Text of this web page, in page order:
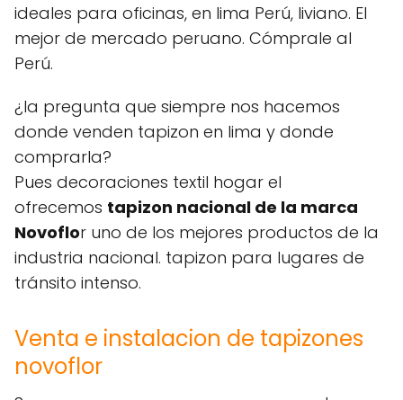
ideales para oficinas, en lima Perú, liviano. El
mejor de mercado peruano. Cómprale al
Perú.
¿la pregunta que siempre nos hacemos
donde venden tapizon en lima y donde
comprarla?
Pues decoraciones textil hogar el
ofrecemos tapizon nacional de la marca
Novoflor uno de los mejores productos de la
industria nacional. tapizon para lugares de
tránsito intenso.
Venta e instalacion de tapizones
novoflor